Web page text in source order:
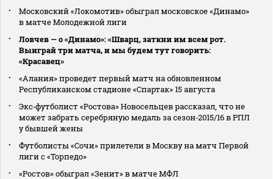
Московский «Локомотив» обыграл московское «Динамо»
в матче Молодежной лиги
Ловчев — о «Динамо»: «Шварц, заткни им всем рот.
Выиграй три матча, и мы будем тут говорить:
«Красавец»
«Алания» проведет первый матч на обновленном
Республиканском стадионе «Спартак» 15 августа
Экс‑футболист «Ростова» Новосельцев рассказал, что не
может забрать серебряную медаль за сезон‑2015/16 в РПЛ
у бывшей жены
Футболисты «Сочи» прилетели в Москву на матч Первой
лиги с «Торпедо»
«Ростов» обыграл «Зенит» в матче МФЛ